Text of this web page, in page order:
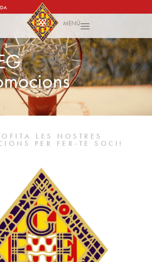
MENÚ
G
mocions
LES NOSTRES
PER FER-TE SOCI!